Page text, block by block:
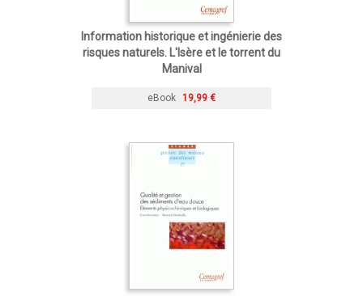
Information historique et ingénierie des
risques naturels. L'Isère et le torrent du
Manival
eBook 19,99 €